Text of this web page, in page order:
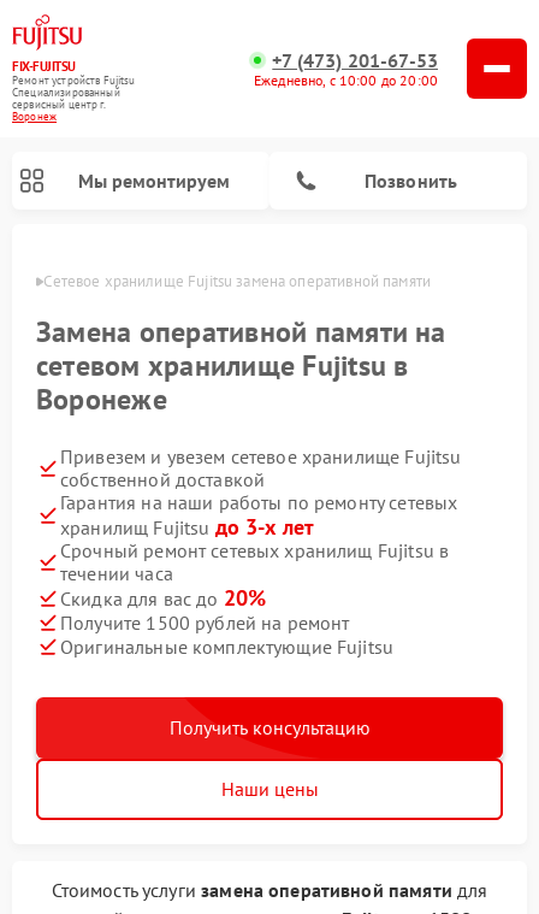
FIX-FUJITSU
Ремонт устройств Fujitsu
Специализированный
cервисный центр г.
Воронеж
+7 (473) 201-67-53
Ежедневно, с 10:00 до 20:00
Мы ремонтируем Позвонить
Сетевое хранилище Fujitsu замена оперативной памяти
Замена оперативной памяти на
сетевом хранилище Fujitsu в
Воронеже
Привезем и увезем сетевое хранилище Fujitsu
собственной доставкой
Гарантия на наши работы по ремонту сетевых
хранилищ Fujitsu до 3-х лет
Срочный ремонт сетевых хранилищ Fujitsu в
течении часа
Скидка для вас до 20%
Получите 1500 рублей на ремонт
Оригинальные комплектующие Fujitsu
Получить консультацию
Наши цены
Стоимость услугизамена оперативной памяти для